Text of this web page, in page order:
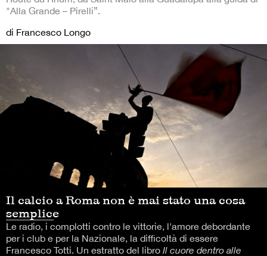
"Alla Grande – Pirelli”.
di Francesco Longo
Il calcio a Roma non è mai stato una cosa
semplice
Le radio, i complotti contro le vittorie, l'amore debordante
per i club e per la Nazionale, la difficoltà di essere
Francesco Totti. Un estratto del libro Il cuore dentro alle